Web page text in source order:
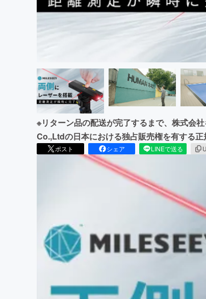
※リターン品の配送が完了するまで、株式会
Co.,Ltdの日本における独占販売権を有する正
ポスト シェア LINEで送る